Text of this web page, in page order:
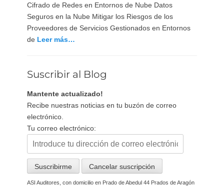
Cifrado de Redes en Entornos de Nube Datos
Seguros en la Nube Mitigar los Riesgos de los
Proveedores de Servicios Gestionados en Entornos
de Leer más…
Suscribir al Blog
Mantente actualizado!
Recibe nuestras noticias en tu buzón de correo
electrónico.
Tu correo electrónico:
ASI Auditores, con domicilio en Prado de Abedul 44 Prados de Aragón